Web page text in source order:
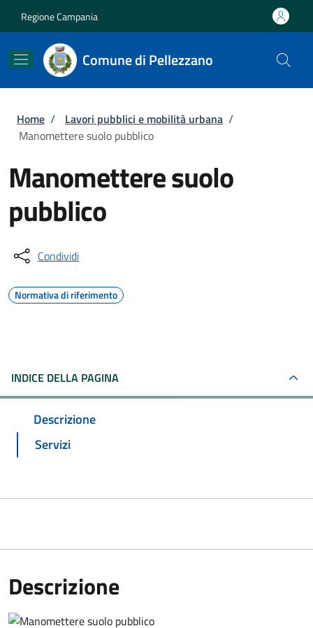
Regione Campania
Comune di Pellezzano
Briciole di pane
Home / Lavori pubblici e mobilità urbana /
Manomettere suolo pubblico
Manomettere suolo
pubblico
Condividi
Normativa di riferimento
INDICE DELLA PAGINA
Descrizione
Servizi
Descrizione